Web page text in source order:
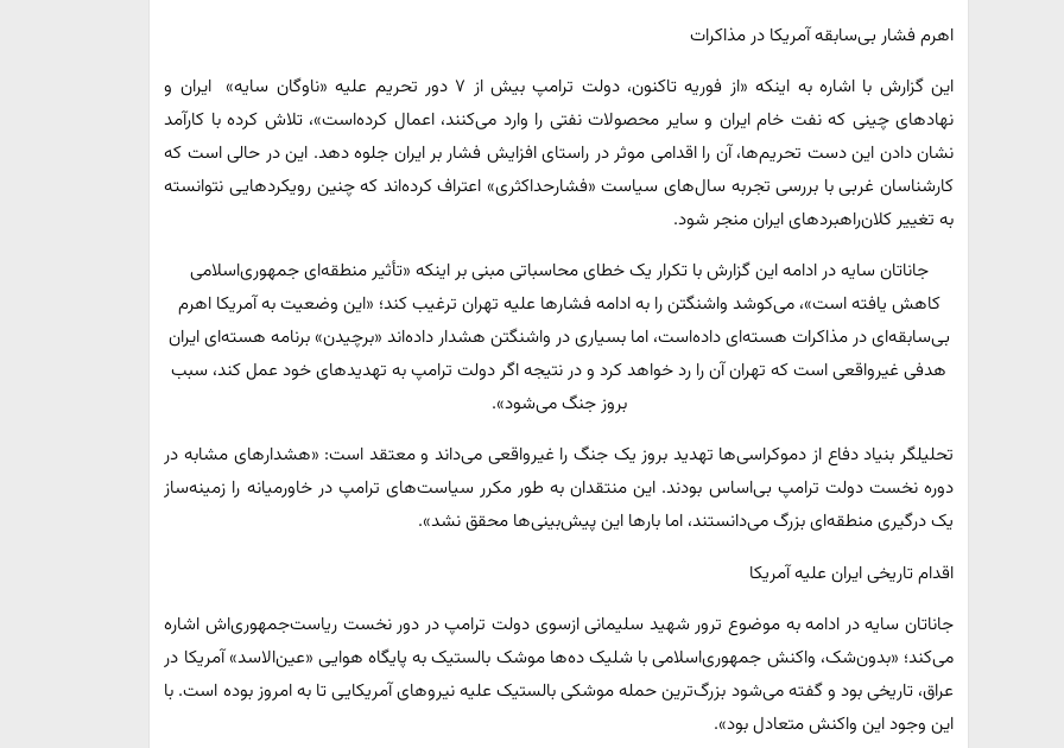
اهرم فشار بی‌سابقه آمریکا در مذاکرات
این گزارش با اشاره به اینکه «از فوریه تاکنون، دولت ترامپ بیش از ۷ دور تحریم علیه «ناوگان سایه» ‌ ایران و
نهادهای چینی که نفت خام ایران و سایر محصولات نفتی را وارد می‌کنند، اعمال کرده‌است»، تلاش کرده با کارآمد
نشان دادن این دست تحریم‌ها، آن را اقدامی موثر در راستای افزایش فشار بر ایران جلوه دهد. این در حالی است که
کارشناسان غربی با بررسی تجربه سال‌های سیاست «فشارحداکثری» اعتراف کرده‌اند که چنین رویکردهایی نتوانسته
به تغییر کلان‌راهبردهای ایران منجر شود.
جاناتان سایه در ادامه این گزارش با تکرار یک خطای محاسباتی مبنی بر اینکه «تأثیر منطقه‌ای جمهوری‌اسلامی
کاهش یافته است»، می‌کوشد واشنگتن را به ادامه فشارها علیه تهران ترغیب کند؛ «این وضعیت به آمریکا اهرم
بی‌سابقه‌ای در مذاکرات هسته‌ای داده‌است، اما بسیاری در واشنگتن هشدار داده‌اند «برچیدن» برنامه هسته‌ای ایران
هدفی غیرواقعی است که تهران آن را رد خواهد کرد و در نتیجه اگر دولت ترامپ به تهدیدهای خود عمل کند، سبب
بروز جنگ می‌شود».
تحلیلگر بنیاد دفاع از دموکراسی‌ها تهدید بروز یک جنگ را غیرواقعی می‌داند و معتقد است: «هشدارهای مشابه در
دوره نخست دولت ترامپ بی‌اساس بودند. این منتقدان به طور مکرر سیاست‌های ترامپ در خاورمیانه را زمینه‌ساز
یک درگیری منطقه‌ای بزرگ می‌دانستند، اما بارها این پیش‌بینی‌ها محقق نشد».
اقدام تاریخی ایران علیه آمریکا
جاناتان سایه در ادامه به موضوع ترور شهید سلیمانی ازسوی دولت ترامپ در دور نخست ریاست‌جمهوری‌اش اشاره
می‌کند؛ «بدون‌شک، واکنش جمهوری‌اسلامی با شلیک ده‌ها موشک بالستیک به پایگاه هوایی «عین‌الاسد» آمریکا در
عراق، تاریخی بود و گفته می‌شود بزرگ‌ترین حمله موشکی بالستیک علیه نیروهای آمریکایی تا به امروز بوده است. با
این وجود این واکنش متعادل بود».